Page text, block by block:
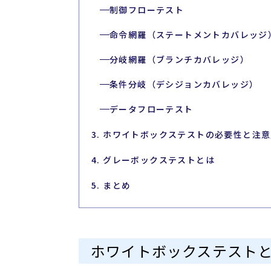
制御フローテスト
命令網羅（ステートメントカバレッジ）
分岐網羅（ブランチカバレッジ）
条件分岐（デシジョンカバレッジ）
データフローテスト
3. ホワイトボックステストの必要性と注
4. グレーボックステストとは
5. まとめ
ホワイトボックステスト